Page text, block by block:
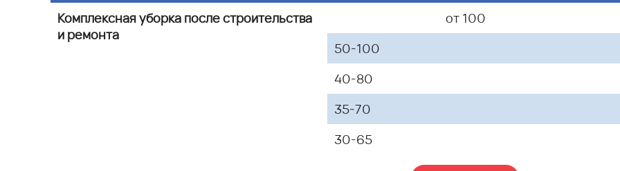
Комплексная уборка после строительства
и ремонта
от 100
50-100
40-80
35-70
30-65